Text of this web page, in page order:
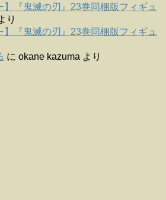
】『鬼滅の刃』23巻同梱版フィギュ
り
】『鬼滅の刃』23巻同梱版フィギュ
に okane kazuma より